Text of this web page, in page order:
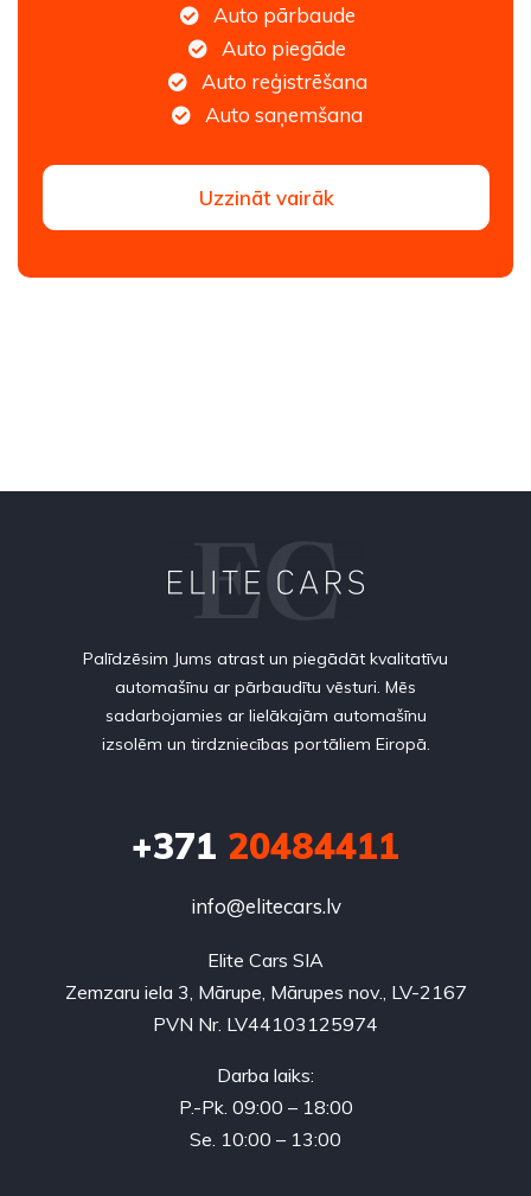
Auto pārbaude
Auto piegāde
Auto reģistrēšana
Auto saņemšana
Uzzināt vairāk
Palīdzēsim Jums atrast un piegādāt kvalitatīvu
automašīnu ar pārbaudītu vēsturi. Mēs
sadarbojamies ar lielākajām automašīnu
izsolēm un tirdzniecības portāliem Eiropā.
+371 20484411
info@elitecars.lv
Elite Cars SIA
Zemzaru iela 3, Mārupe, Mārupes nov., LV-2167
PVN Nr. LV44103125974
Darba laiks:
P.-Pk. 09:00 – 18:00
Se. 10:00 – 13:00